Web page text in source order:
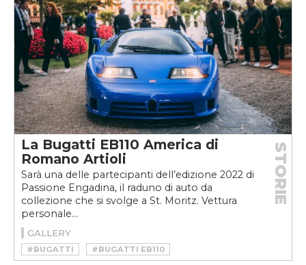
La Bugatti EB110 America di
Romano Artioli
Sarà una delle partecipanti dell’edizione 2022 di
Passione Engadina, il raduno di auto da
collezione che si svolge a St. Moritz. Vettura
personale...
STORIE
GALLERY
#BUGATTI #BUGATTI EB110